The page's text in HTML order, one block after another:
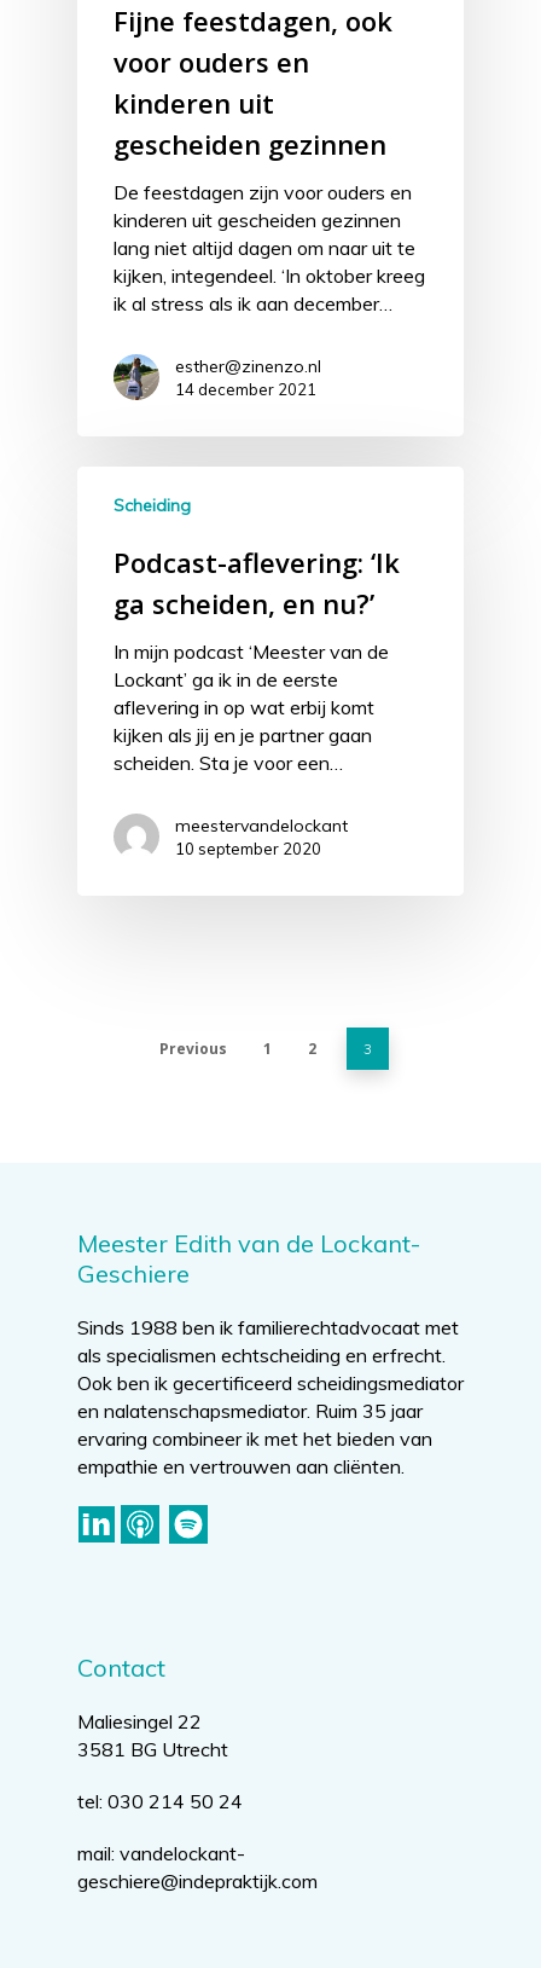
Fijne feestdagen, ook
voor ouders en
kinderen uit
gescheiden gezinnen
De feestdagen zijn voor ouders en
kinderen uit gescheiden gezinnen
lang niet altijd dagen om naar uit te
kijken, integendeel. ‘In oktober kreeg
ik al stress als ik aan december…
esther@zinenzo.nl
14 december 2021
Scheiding
Podcast-aflevering: ‘Ik
ga scheiden, en nu?’
In mijn podcast ‘Meester van de
Lockant’ ga ik in de eerste
aflevering in op wat erbij komt
kijken als jij en je partner gaan
scheiden. Sta je voor een…
meestervandelockant
10 september 2020
Previous 1 2 3
Meester Edith van de Lockant-
Geschiere
Sinds 1988 ben ik familierechtadvocaat met
als specialismen echtscheiding en erfrecht.
Ook ben ik gecertificeerd scheidingsmediator
en nalatenschapsmediator. Ruim 35 jaar
ervaring combineer ik met het bieden van
empathie en vertrouwen aan cliënten.
Contact
Maliesingel 22
3581 BG Utrecht
tel: 030 214 50 24
mail: vandelockant-
geschiere@indepraktijk.com